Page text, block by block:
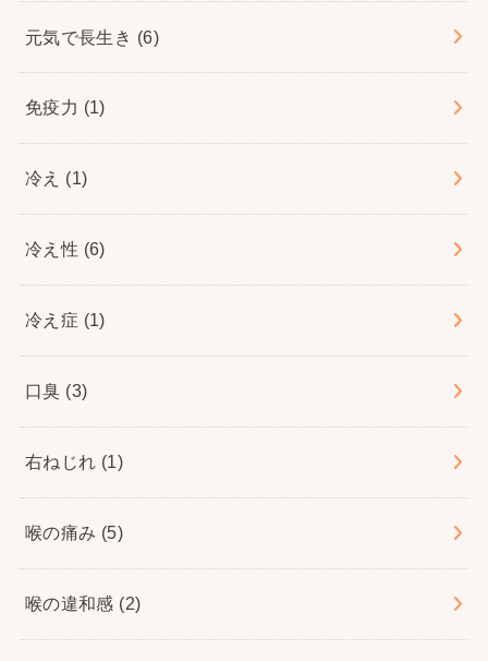
元気で長生き (6)
免疫力 (1)
冷え (1)
冷え性 (6)
冷え症 (1)
口臭 (3)
右ねじれ (1)
喉の痛み (5)
喉の違和感 (2)